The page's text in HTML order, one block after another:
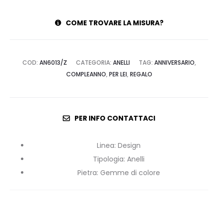
COME TROVARE LA MISURA?
COD: AN6013/Z CATEGORIA: ANELLI TAG: ANNIVERSARIO,
COMPLEANNO, PER LEI, REGALO
PER INFO CONTATTACI
Linea: Design
Tipologia: Anelli
Pietra: Gemme di colore